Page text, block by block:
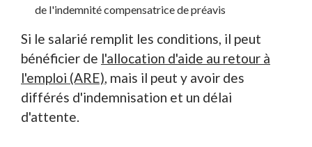
de l'indemnité compensatrice de préavis
Si le salarié remplit les conditions, il peut
bénéficier de l'allocation d'aide au retour à
l'emploi (ARE), mais il peut y avoir des
différés d'indemnisation et un délai
d'attente.